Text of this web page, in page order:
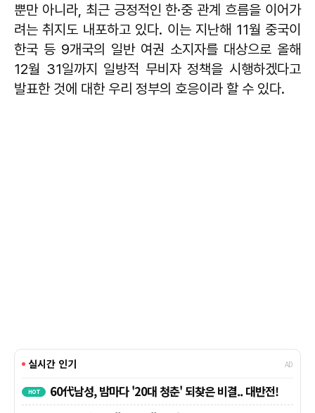
뿐만 아니라, 최근 긍정적인 한·중 관계 흐름을 이어가
려는 취지도 내포하고 있다. 이는 지난해 11월 중국이
한국 등 9개국의 일반 여권 소지자를 대상으로 올해
12월 31일까지 일방적 무비자 정책을 시행하겠다고
발표한 것에 대한 우리 정부의 호응이라 할 수 있다.